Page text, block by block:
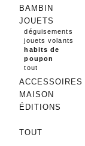
BAMBIN
JOUETS
déguisements
jouets volants
habits de
poupon
tout
ACCESSOIRES
MAISON
ÉDITIONS
TOUT